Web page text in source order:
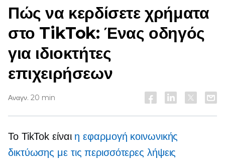
Πώς να κερδίσετε χρήματα
στο TikTok: Ένας οδηγός
για ιδιοκτήτες
επιχειρήσεων
Αναγν. 20 min
Το TikTok είναι η εφαρμογή κοινωνικής
δικτύωσης με τις περισσότερες λήψεις